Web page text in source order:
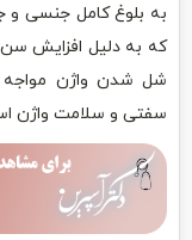
به بلوغ کامل جنسی
که به دلیل افزایش سن
شل شدن واژن مواجه
سفتی و سلامت واژن